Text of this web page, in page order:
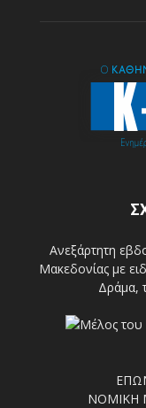
Ανεξάρτητη
Μακεδονίας με
Δράμα,
ΝΟΜΙΚΗ